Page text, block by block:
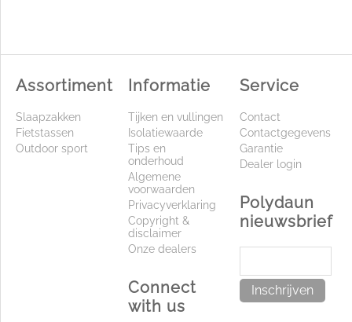
Assortiment
Slaapzakken
Fietstassen
Outdoor sport
Informatie
Tijken en vullingen
Isolatiewaarde
Tips en
onderhoud
Algemene
voorwaarden
Privacyverklaring
Copyright &
disclaimer
Onze dealers
Connect
with us
Service
Contact
Contactgegevens
Garantie
Dealer login
Polydaun
nieuwsbrief
Inschrijven